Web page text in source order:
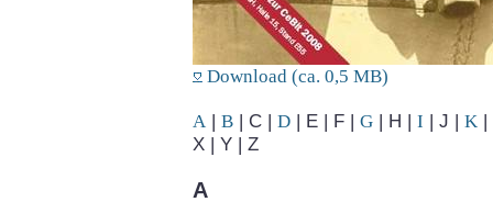
Download (ca. 0,5 MB)
A | B | C | D | E | F | G | H | I | J | K |
X | Y | Z
A